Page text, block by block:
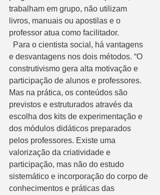
trabalham em grupo, não utilizam
livros, manuais ou apostilas e o
professor atua como facilitador.
e desvantagens nos dois métodos. “O
construtivismo gera alta motivação e
participação de alunos e professores.
Mas na prática, os conteúdos são
previstos e estruturados através da
escolha dos kits de experimentação e
dos módulos didáticos preparados
pelos professores. Existe uma
valorização da criatividade e
participação, mas não do estudo
sistemático e incorporação do corpo de
conhecimentos e práticas das